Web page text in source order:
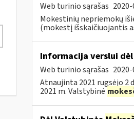
Web turinio sąrašas
Mokestinių nepriemokų
(mokestį išskaičiuojantis
Informacija verslui dėl
Web turinio sąrašas
Atnaujinta 2021 rugsėjo 2
2021 m. Valstybinė